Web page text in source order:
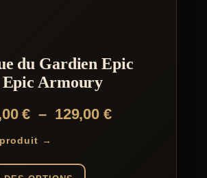
du Gardien Epic
Armoury
€ – 129,00€Plage
→